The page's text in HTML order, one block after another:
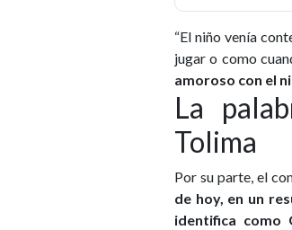
“El niño venía
jugar o como
amoroso con el
La
Tolima
Por su parte, el
de hoy, en un
identifica como